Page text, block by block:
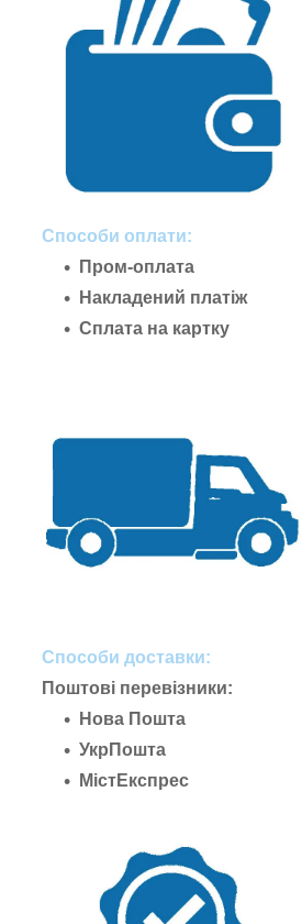
Способи оплати:
Пром-оплата
Накладений платіж
Сплата на картку
Способи доставки:
Поштові перевізники:
Нова Пошта
УкрПошта
МістЕкспрес